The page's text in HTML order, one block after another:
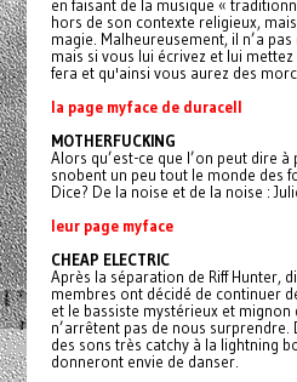
en faisant de la musique «
hors de son contexte religieux,
magie. Malheureusement, il n’a
mais si vous lui écrivez et lui
fera et qu'ainsi vous aurez des
la page myface de duracell
MOTHERFUCKING
Alors qu’est-ce que l’on peut dire
snobent un peu tout le monde des
Dice? De la noise et de la noise :
leur page myface
CHEAP ELECTRIC
Après la séparation de Riff Hunter,
membres ont décidé de continuer
et le bassiste mystérieux et mignon
n’arrêtent pas de nous
des sons très catchy à la lightning
donneront envie de danser.